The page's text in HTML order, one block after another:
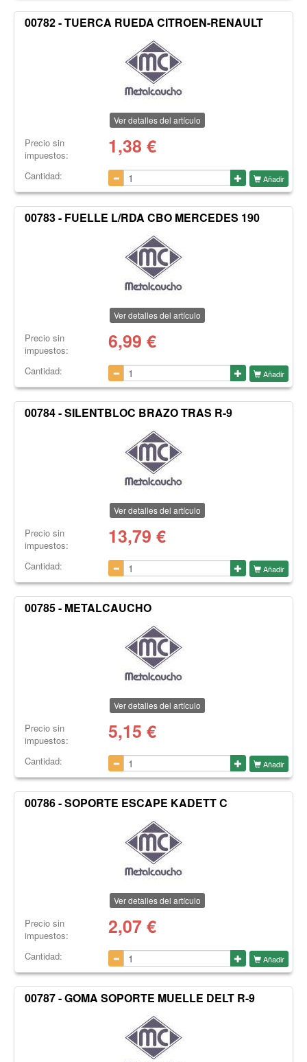
00782 - TUERCA RUEDA CITROEN-RENAULT
Ver detalles del artículo
Precio sin
impuestos:
1,38 €
Cantidad: Añadir
00783 - FUELLE L/RDA CBO MERCEDES 190
Ver detalles del artículo
Precio sin
impuestos:
6,99 €
Cantidad: Añadir
00784 - SILENTBLOC BRAZO TRAS R-9
Ver detalles del artículo
Precio sin
impuestos:
13,79 €
Cantidad: Añadir
00785 - METALCAUCHO
Ver detalles del artículo
Precio sin
impuestos:
5,15 €
Cantidad: Añadir
00786 - SOPORTE ESCAPE KADETT C
Ver detalles del artículo
Precio sin
impuestos:
2,07€
Cantidad: Añadir
00787 - GOMA SOPORTE MUELLE DELT R-9